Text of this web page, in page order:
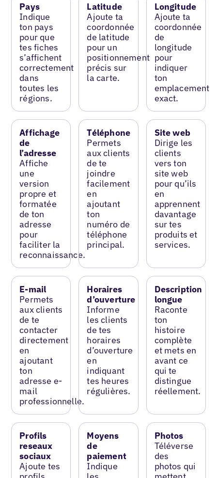
Pays
Indique
ton pays
pour que
tes fiches
s’affichent
correctement
dans
toutes les
régions.
Latitude
Ajoute ta
coordonnée
de latitude
pour un
positionnement
précis sur
la carte.
Longitude
Ajoute ta
coordonnée
de
longitude
pour
indiquer
ton
emplacement
exact.
Affichage
de
l’adresse
Affiche
une
version
propre et
formatée
de ton
adresse
pour
faciliter la
reconnaissance.
Téléphone
Permets
aux clients
de te
joindre
facilement
en
ajoutant
ton
numéro de
téléphone
principal.
Site web
Dirige les
clients
vers ton
site web
pour qu’ils
en
apprennent
davantage
sur tes
produits et
services.
E-mail
Permets
aux clients
de te
contacter
directement
en
ajoutant
ton
adresse e-
mail
professionnelle.
Horaires
d’ouverture
Informe
les clients
de tes
horaires
d’ouverture
en
indiquant
tes heures
régulières.
Description
longue
Raconte
ton
histoire
complète
et mets en
avant ce
qui te
distingue
réellement.
Profils
reseaux
sociaux
Ajoute tes
Moyens
de
paiement
Indique
Photos
Téléverse
des
photos qui